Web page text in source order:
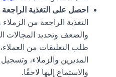
احصل على التغذية
التغذية الراجعة من
والضعف وتحديد المجالات
طلب التعليقات من
المديرين والزملاء،
والاستماع إليها لاحقًا.